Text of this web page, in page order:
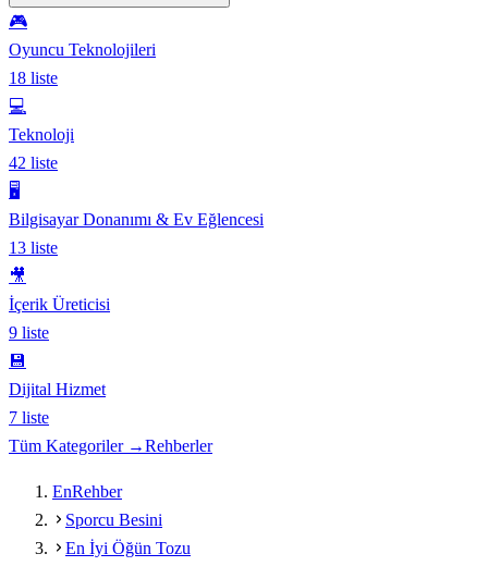
🎮
Oyuncu Teknolojileri
18 liste
💻
Teknoloji
42 liste
🖥️
Bilgisayar Donanımı & Ev Eğlencesi
13 liste
🎥
İçerik Üreticisi
9 liste
💾
Dijital Hizmet
7 liste
Tüm Kategoriler →Rehberler
EnRehber
Sporcu Besini
En İyi Öğün Tozu